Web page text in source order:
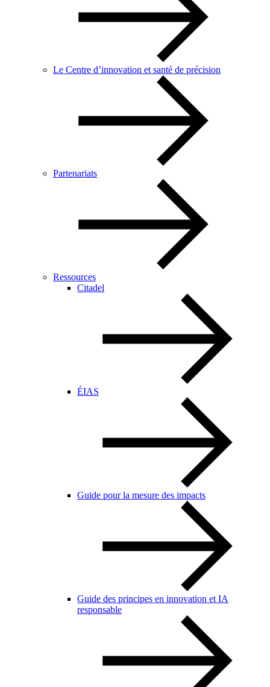
Le Centre d’innovation et santé de précision
Partenariats
Ressources
Citadel
ÉIAS
Guide pour la mesure des impacts
Guide des principes en innovation et IA
responsable